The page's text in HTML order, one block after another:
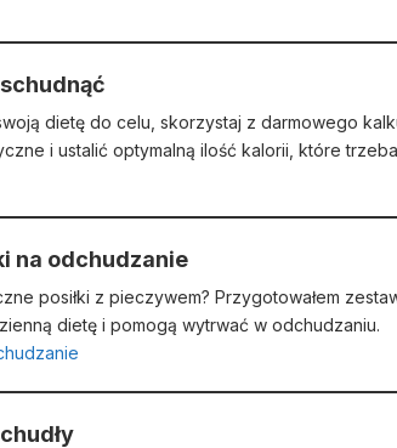
dietę do celu, skorzystaj z darmowego
i ustalić optymalną ilość kalorii, które
na odchudzanie
posiłki z pieczywem? Przygotowałem
dietę i pomogą wytrwać w odchudzaniu.